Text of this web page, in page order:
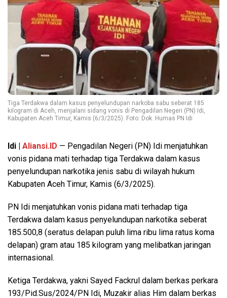
Tiga Terdakwa dalam kasus penyelundupan narkoba sabu seberat 185
kilogram di Aceh, menjalani sidang vonis di Pengadilan Negeri (PN) Idi,
Kabupaten Aceh Timur, Kamis (6/3/2025). Foto: Dok. Humas PN Idi
Idi | Aliansi.ID — Pengadilan Negeri (PN) Idi menjatuhkan
vonis pidana mati terhadap tiga Terdakwa dalam kasus
penyelundupan narkotika jenis sabu di wilayah hukum
Kabupaten Aceh Timur, Kamis (6/3/2025).
PN Idi menjatuhkan vonis pidana mati terhadap tiga
Terdakwa dalam kasus penyelundupan narkotika seberat
185.500,8 (seratus delapan puluh lima ribu lima ratus koma
delapan) gram atau 185 kilogram yang melibatkan jaringan
internasional.
Ketiga Terdakwa, yakni Sayed Fackrul dalam berkas perkara
193/Pid.Sus/2024/PN Idi, Muzakir alias Him dalam berkas